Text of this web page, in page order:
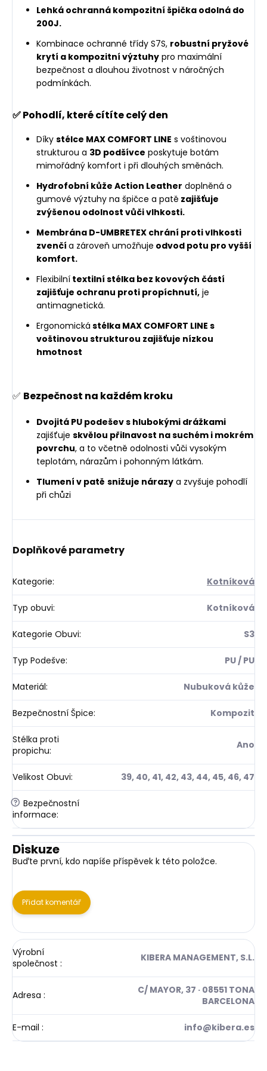
Lehká ochranná kompozitní špička odolná do
200J.
Kombinace ochranné třídy S7S, robustní pryžové
krytí a kompozitní výztuhy pro maximální
bezpečnost a dlouhou životnost v náročných
podmínkách.
✅Pohodlí, které cítíte celý den
Díky stélce MAX COMFORT LINE s voštinovou
strukturou a 3D podšívce poskytuje botám
mimořádný komfort i při dlouhých směnách.
Hydrofobní kůže Action Leather doplněná o
gumové výztuhy na špičce a patě zajišťuje
zvýšenou odolnost vůči vlhkosti.
Membrána D-UMBRETEX chrání proti vlhkosti
zvenčí a zároveň umožňuje odvod potu pro vyšší
komfort.
Flexibilní textilní stélka bez kovových částí
zajišťuje ochranu proti propíchnutí, je
antimagnetická.
Ergonomická stélka MAX COMFORT LINE s
voštinovou strukturou zajišťuje nízkou
hmotnost
✅ Bezpečnost na každém kroku
Dvojitá PU podešev s hlubokými drážkami
zajišťuje skvělou přilnavost na suchém i mokrém
povrchu, a to včetně odolnosti vůči vysokým
teplotám, nárazům i pohonným látkám.
Tlumení v patě snižuje nárazy a zvyšuje pohodlí
při chůzi
Doplňkové parametry
Kategorie: Kotníková
Typ obuvi: Kotníková
Kategorie Obuvi: S3
Typ Podešve: PU / PU
Materiál: Nubuková kůže
Bezpečnostní Špice: Kompozit
Stélka proti
propichu: Ano
Velikost Obuvi: 39, 40, 41, 42, 43, 44, 45, 46, 47
? Bezpečnostní
informace:
Diskuze
Buďte první, kdo napíše příspěvek k této položce.
Přidat komentář
Výrobní
společnost : KIBERA MANAGEMENT, S.L.
Adresa :
C/ MAYOR, 37 · 08551 TONA
BARCELONA
E-mail : info@kibera.es